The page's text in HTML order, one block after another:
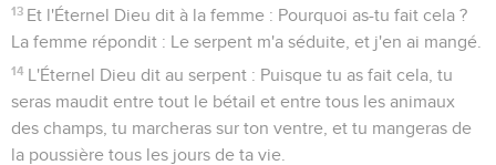
13 Et l'Éternel Dieu dit à la femme : Pourquoi as-tu fait cela ?
La femme répondit : Le serpent m'a séduite, et j'en ai mangé.
14 L'Éternel Dieu dit au serpent : Puisque tu as fait cela, tu
seras maudit entre tout le bétail et entre tous les animaux
des champs, tu marcheras sur ton ventre, et tu mangeras de
la poussière tous les jours de ta vie.